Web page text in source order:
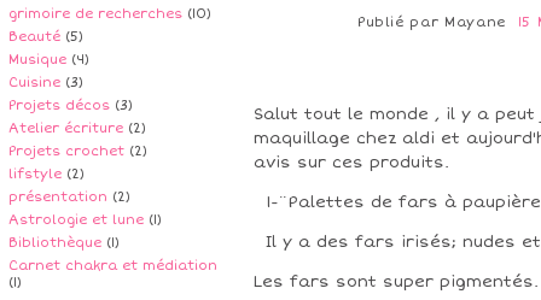
grimoire de recherches (10)
Beauté (5)
Musique (4)
Cuisine (3)
Projets décos (3)
Atelier écriture (2)
Projets crochet (2)
lifstyle (2)
présentation (2)
Astrologie et lune (1)
Bibliothèque (1)
Carnet chakra et médiation
(1)
Publié par Mayane 15
Salut tout le monde , il y a
maquillage chez aldi et
avis sur ces produits.
1-¨Palettes de fars à
Il y a des fars irisés; nudes
Les fars sont super pigmentés.